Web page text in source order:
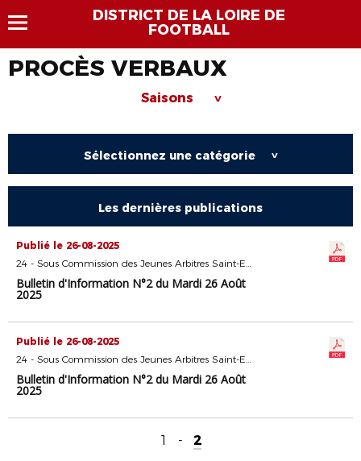
DISTRICT DE LA LOIRE DE
FOOTBALL
PROCÈS VERBAUX
Saisons >
Sélectionnez une catégorie >
Les dernières publications
Publié le 26-08-2025
24 - Sous Commission des Jeunes Arbitres Saint-Etienne
Bulletin d'Information N°2 du Mardi 26 Août
2025
Publié le 26-08-2025
24 - Sous Commission des Jeunes Arbitres Saint-Etienne
Bulletin d'Information N°2 du Mardi 26 Août
2025
1 - 2